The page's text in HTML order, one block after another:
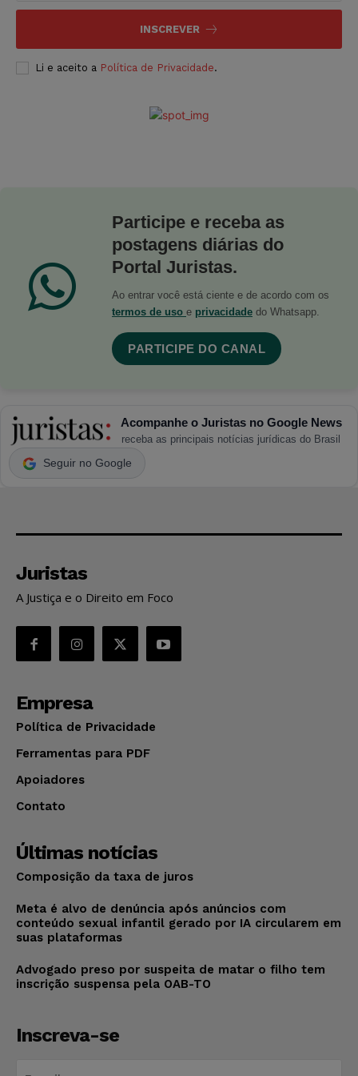
INSCREVER
Li e aceito a Política de Privacidade.
Participe e receba as
postagens diárias do
Portal Juristas.
Ao entrar você está ciente e de acordo com os
termos de uso e privacidade do Whatsapp.
PARTICIPE DO CANAL
Acompanhe o Juristas no Google News
receba as principais notícias jurídicas do Brasil
Seguir no Google
Juristas
A Justiça e o Direito em Foco
Empresa
Política de Privacidade
Ferramentas para PDF
Apoiadores
Contato
Últimas notícias
Composição da taxa de juros
Meta é alvo de denúncia após anúncios com
conteúdo sexual infantil gerado por IA circularem em
suas plataformas
Advogado preso por suspeita de matar o filho tem
inscrição suspensa pela OAB-TO
Inscreva-se